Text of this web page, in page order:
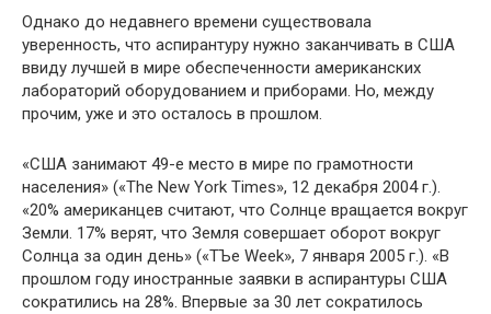
Однако до недавнего времени существовала
уверенность, что аспирантуру нужно заканчивать в США
ввиду лучшей в мире обе­спеченности американских
лабораторий оборудованием и прибо­рами. Но, между
прочим, уже и это осталось в прошлом.
«США занимают 49-е место в мире по грамотности
населе­ния» («The New York Times», 12 декабря 2004 г.).
«20% американ­цев считают, что Солнце вращается вокруг
Земли. 17% верят, что Земля совершает оборот вокруг
Солнца за один день» («ТЪе Week», 7 января 2005 г.). «В
прошлом году иностранные заявки в аспирантуры США
сократились на 28%. Впервые за 30 лет со­кратилось